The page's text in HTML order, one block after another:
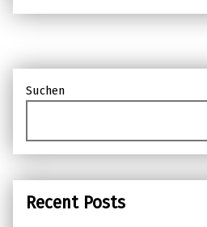
Suchen
Recent Posts